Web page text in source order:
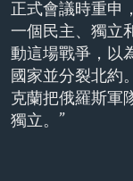
ECONOMY AND
ENVIRONMENT
IDEALS AND
正式會議時重申
一個民主、獨立
動這場戰爭，以
國家並分裂北約
克蘭把俄羅斯軍
獨立。”